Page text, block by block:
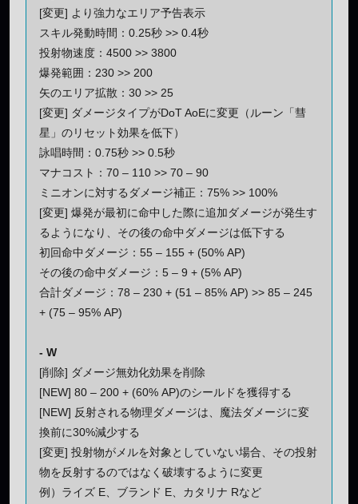
[変更] より強力なエリア予告表示
スキル発動時間：0.25秒 >> 0.4秒
投射物速度：4500 >> 3800
爆発範囲：230 >> 200
矢のエリア拡散：30 >> 25
[変更] ダメージタイプがDoT AoEに変更（ルーン「彗
星」のリセット効果を低下）
詠唱時間：0.75秒 >> 0.5秒
マナコスト：70 – 110 >> 70 – 90
ミニオンに対するダメージ補正：75% >> 100%
[変更] 爆発が最初に命中した際に追加ダメージが発生す
るようになり、その後の命中ダメージは低下する
初回命中ダメージ：55 – 155 + (50% AP)
その後の命中ダメージ：5 – 9 + (5% AP)
合計ダメージ：78 – 230 + (51 – 85% AP) >> 85 – 245
+ (75 – 95% AP)
- W
[削除] ダメージ無効化効果を削除
[NEW] 80 – 200 + (60% AP)のシールドを獲得する
[NEW] 反射される物理ダメージは、魔法ダメージに変
換前に30%減少する
[変更] 投射物がメルを対象としていない場合、その投射
物を反射するのではなく破壊するように変更
例）ライズ E、ブランド E、カタリナ Rなど